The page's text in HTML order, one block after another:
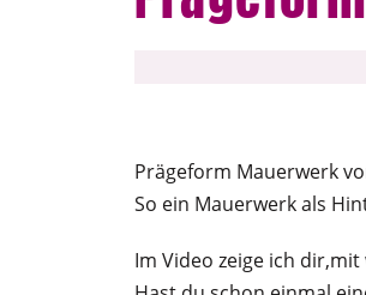
Prägeform Mauerwerk
So ein Mauerwerk als
Im Video zeige ich